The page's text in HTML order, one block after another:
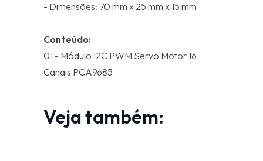
- Dimensões: 70 mm x 25 mm x 15 mm
Conteúdo:
01 - Módulo I2C PWM Servo Motor 16
Canais PCA9685
Veja também: